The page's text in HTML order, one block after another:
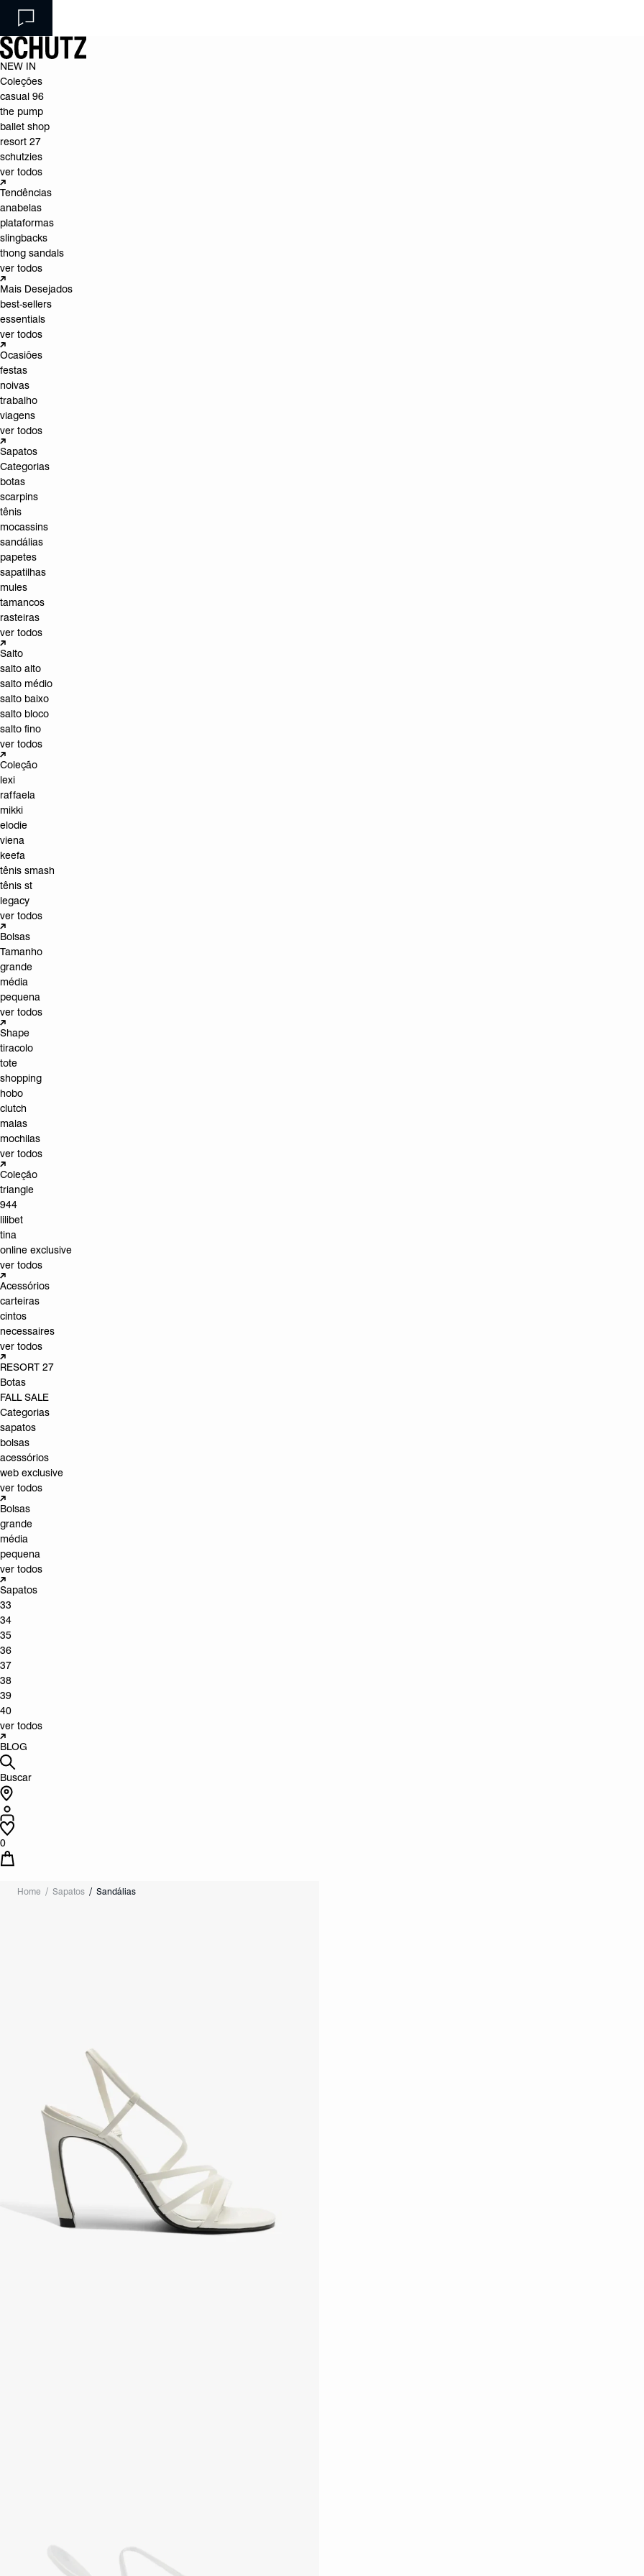
NEW IN
Coleções
casual 96
the pump
ballet shop
resort 27
schutzies
ver todos
Tendências
anabelas
plataformas
slingbacks
thong sandals
ver todos
Mais Desejados
best-sellers
essentials
ver todos
Ocasiões
festas
noivas
trabalho
viagens
ver todos
Sapatos
Categorias
botas
scarpins
tênis
mocassins
sandálias
papetes
sapatilhas
mules
tamancos
rasteiras
ver todos
Salto
salto alto
salto médio
salto baixo
salto bloco
salto fino
ver todos
Coleção
lexi
raffaela
mikki
elodie
viena
keefa
tênis smash
tênis st
legacy
ver todos
Bolsas
Tamanho
grande
média
pequena
ver todos
Shape
tiracolo
tote
shopping
hobo
clutch
malas
mochilas
ver todos
Coleção
triangle
944
lilibet
tina
online exclusive
ver todos
Acessórios
carteiras
cintos
necessaires
ver todos
RESORT 27
Botas
FALL SALE
Categorias
sapatos
bolsas
acessórios
web exclusive
ver todos
Bolsas
grande
média
pequena
ver todos
Sapatos
33
34
35
36
37
38
39
40
ver todos
BLOG
Buscar
0
Home Sapatos Sandálias